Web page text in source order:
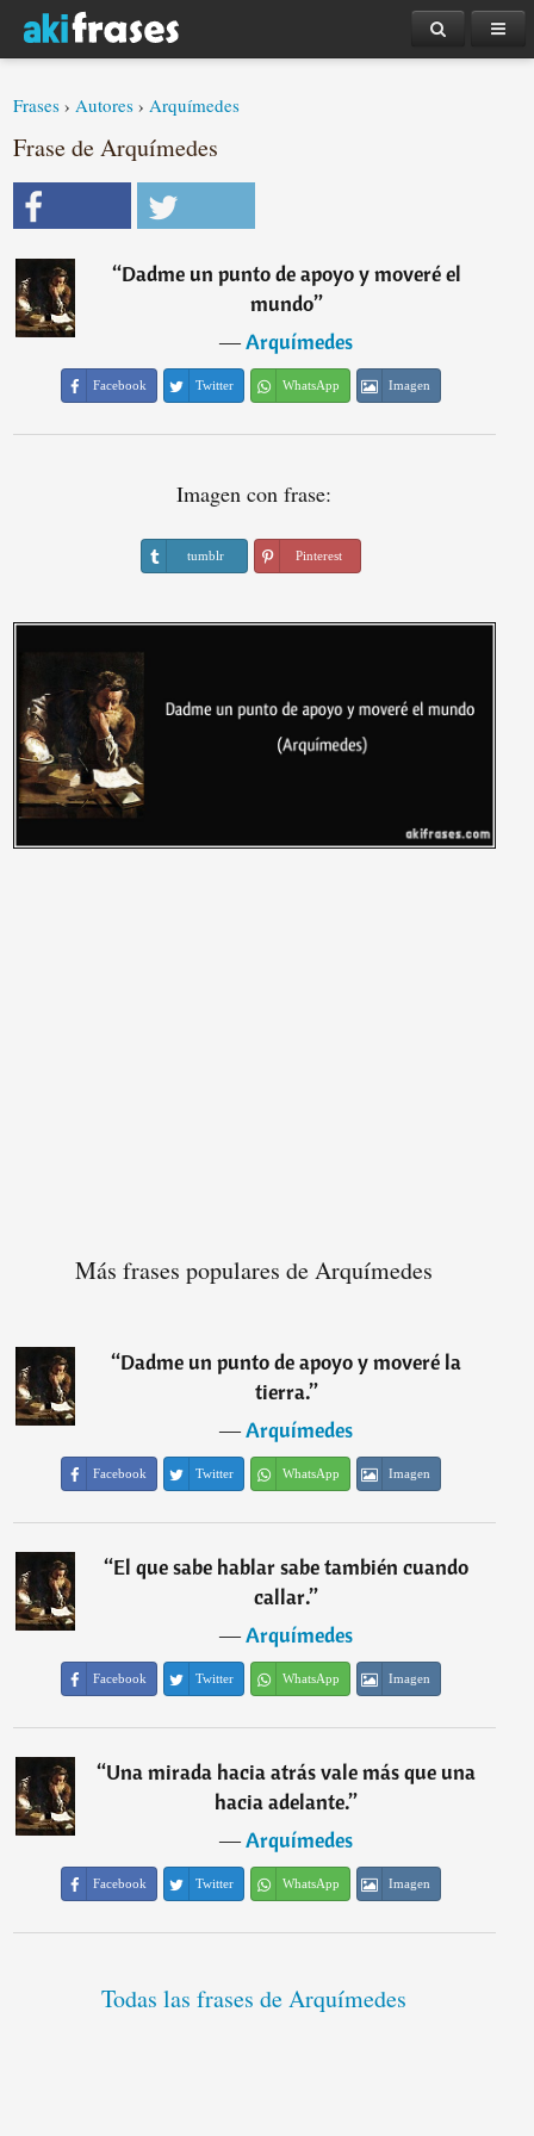
Frases ›Autores ›Arquímedes
Frase de Arquímedes
“Dadme un punto de apoyo y moveré el
mundo”
―Arquímedes
Facebook Twitter WhatsApp Imagen
Imagen con frase:
tumblr Pinterest
Más frases populares de Arquímedes
“Dadme un punto de apoyo y moveré la
tierra.”
―Arquímedes
Facebook Twitter WhatsApp Imagen
“El que sabe hablar sabe también cuando
callar.”
―Arquímedes
Facebook Twitter WhatsApp Imagen
“Una mirada hacia atrás vale más que una
hacia adelante.”
―Arquímedes
Facebook Twitter WhatsApp Imagen
Todas las frases de Arquímedes